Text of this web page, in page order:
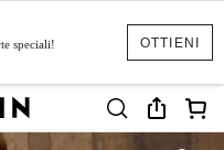
OTTIENI
speciali!